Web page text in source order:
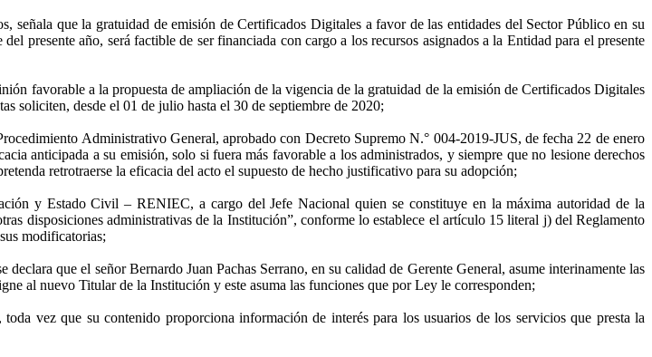
señala que la gratuidad de emisión de Certificados Digitales a favor de las entidades del Sector Público en su
presente año, será factible de ser financiada con cargo a los recursos asignados a la Entidad para el presente
favorable a la propuesta de ampliación de la vigencia de la gratuidad de la emisión de Certificados Digitales
soliciten, desde el 01 de julio hasta el 30 de septiembre de 2020;
Administrativo General, aprobado con Decreto Supremo N.° 004-2019-JUS, de fecha 22 de enero
anticipada a su emisión, solo si fuera más favorable a los administrados, y siempre que no lesione derechos
retrotraerse la eficacia del acto el supuesto de hecho justificativo para su adopción;
y Estado Civil – RENIEC, a cargo del Jefe Nacional quien se constituye en la máxima autoridad de la
disposiciones administrativas de la Institución”, conforme lo establece el artículo 15 literal j) del Reglamento
modificatorias;
que el señor Bernardo Juan Pachas Serrano, en su calidad de Gerente General, asume interinamente las
al nuevo Titular de la Institución y este asuma las funciones que por Ley le corresponden;
vez que su contenido proporciona información de interés para los usuarios de los servicios que presta la